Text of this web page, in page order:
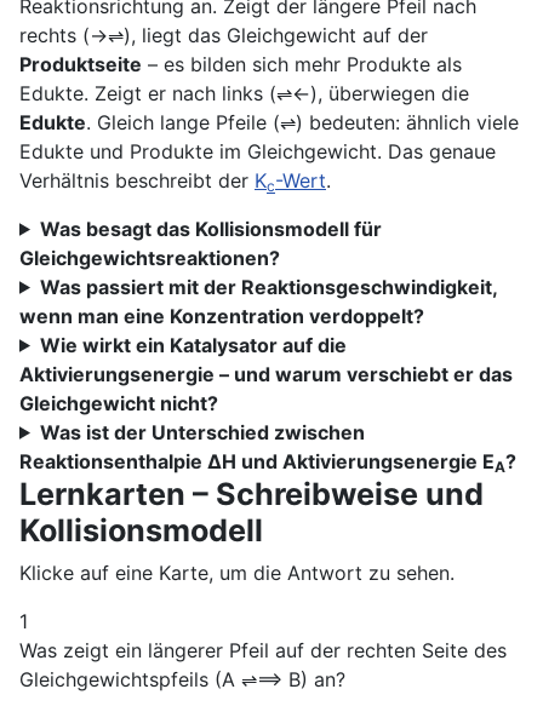
Reaktionsrichtung an. Zeigt der längere Pfeil nach
rechts (→⇌), liegt das Gleichgewicht auf der
Produktseite – es bilden sich mehr Produkte als
Edukte. Zeigt er nach links (⇌←), überwiegen die
Edukte. Gleich lange Pfeile (⇌) bedeuten: ähnlich viele
Edukte und Produkte im Gleichgewicht. Das genaue
Verhältnis beschreibt der Kc-Wert.
Was besagt das Kollisionsmodell für
Gleichgewichtsreaktionen?
Was passiert mit der Reaktionsgeschwindigkeit,
wenn man eine Konzentration verdoppelt?
Wie wirkt ein Katalysator auf die
Aktivierungsenergie – und warum verschiebt er das
Gleichgewicht nicht?
Was ist der Unterschied zwischen
Reaktionsenthalpie ΔH und Aktivierungsenergie EA?
Lernkarten – Schreibweise und
Kollisionsmodell
Klicke auf eine Karte, um die Antwort zu sehen.
1
Was zeigt ein längerer Pfeil auf der rechten Seite des
Gleichgewichtspfeils (A ⇌⟹ B) an?